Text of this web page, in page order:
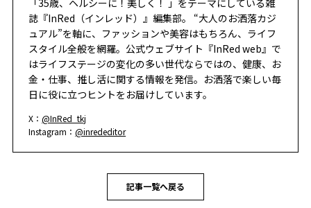
「35歳、ヘルシーに！美しく！ 」をテーマにしている雑
誌『InRed（インレッド）』編集部。 “大人のお洒落カジ
ュアル”を軸に、ファッションや美容はもちろん、ライフ
スタイル全般を網羅。公式ウェブサイト『InRed web』で
はライフステージの変化の多い世代ならではの、健康、お
金・仕事、推し活に関する情報を発信。お洒落で楽しい毎
日に役に立つヒントをお届けしています。
X：@InRed_tkj
Instagram：@inrededitor
記事一覧へ戻る